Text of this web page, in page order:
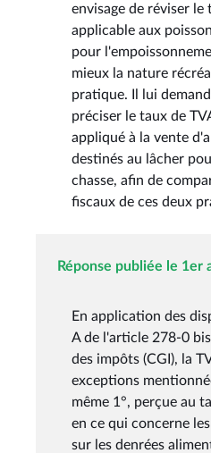
envisage de réviser le
applicable aux
pour
mieux la nature
pratique. Il lui
préciser le taux de
appliqué à la vente
destinés au lâcher
chasse, afin de
fiscaux de ces deux
Réponse publiée le 1er
En application des
A de l'article 278-0
des impôts (CGI), la
exceptions
même 1°, perçue au
en ce qui concerne
sur les denrées